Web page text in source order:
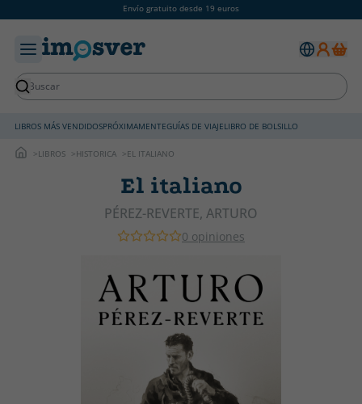
Envío gratuito desde 19 euros
LIBROS MÁS VENDIDOSPRÓXIMAMENTEGUÍAS DE VIAJELIBRO DE BOLSILLO
LIBROS HISTORICA EL ITALIANO
El italiano
PÉREZ-REVERTE, ARTURO
0 opiniones